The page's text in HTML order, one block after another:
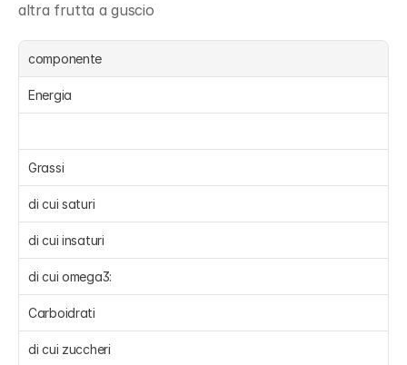
altra frutta a guscio
componente
Energia
Grassi
di cui saturi
di cui insaturi
di cui omega3:
Carboidrati
di cui zuccheri